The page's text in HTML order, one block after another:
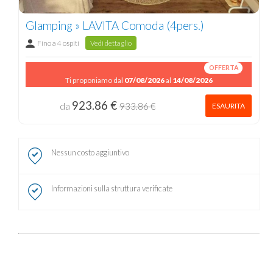
Glamping » LAVITA Comoda (4pers.)
Fino a 4 ospiti Vedi dettaglio
OFFERTA
Ti proponiamo dal 07/08/2026al 14/08/2026
da 923.86 € 933.86 € ESAURITA
Nessun costo aggiuntivo
Informazioni sulla struttura verificate